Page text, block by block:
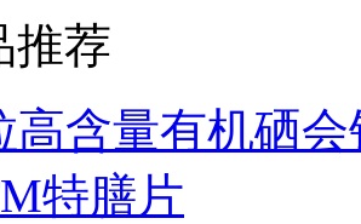
推荐
高含量有机硒会
特膳片